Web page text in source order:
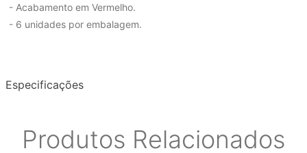
- Acabamento em Vermelho.
- 6 unidades por embalagem.
Especificações
Produtos Relacionados